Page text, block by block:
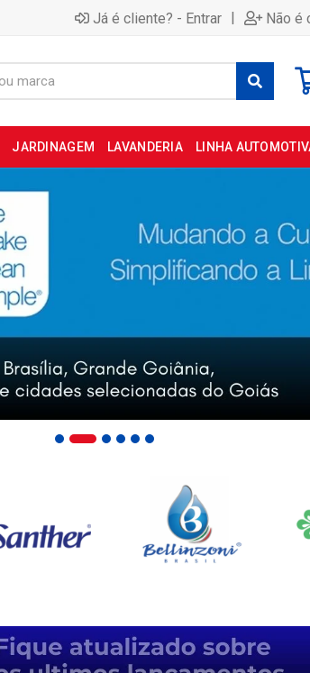
Já é cliente? - Entrar | Não é
JARDINAGEM LAVANDERIA LINHA